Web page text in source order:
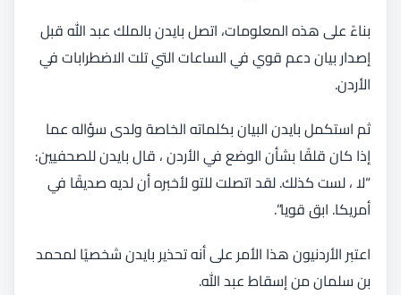
بناءً على هذه المعلومات، اتصل بايدن بالملك عبد الله قبل
إصدار بيان دعم قوي في الساعات التي تلت الاضطرابات في
الأردن.
ثم استكمل بايدن البيان بكلماته الخاصة ولدى سؤاله عما
إذا كان قلقًا بشأن الوضع في الأردن ، قال بايدن للصحفيين:
“لا ، لست كذلك. لقد اتصلت للتو لأخبره أن لديه صديقًا في
أمريكا. ابق قويا”.
اعتبر الأردنيون هذا الأمر على أنه تحذير بايدن شخصيًا لمحمد
بن سلمان من إسقاط عبد الله.